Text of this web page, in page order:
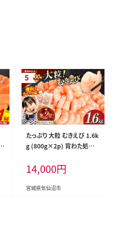
たっぷり 大粒 むきえび 1.6k
g (800g×2p) 背わた処理
沼市 20564351] えび 冷凍
剥き海老 むきエビ 海鮮 業務
用 バラ凍結 剥きえび むき海
14,000円
宮城県気仙沼市